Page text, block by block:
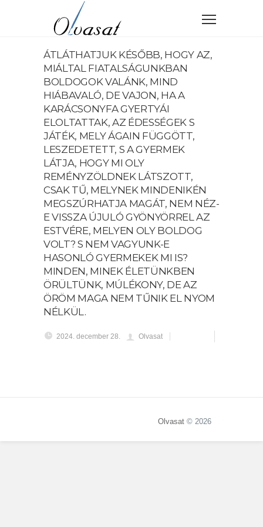
ÁTLÁTHATJUK KÉSŐBB, HOGY AZ,
MIÁLTAL FIATALSÁGUNKBAN
BOLDOGOK VALÁNK, MIND
HIÁBAVALÓ, DE VAJON, HA A
KARÁCSONYFA GYERTYÁI
ELOLTATTAK, AZ ÉDESSÉGEK S
JÁTÉK, MELY ÁGAIN FÜGGÖTT,
LESZEDETETT, S A GYERMEK
LÁTJA, HOGY MI OLY
REMÉNYZÖLDNEK LÁTSZOTT,
CSAK TŰ, MELYNEK MINDENIKÉN
MEGSZÚRHATJA MAGÁT, NEM NÉZ-
E VISSZA ÚJULÓ GYÖNYÖRREL AZ
ESTVÉRE, MELYEN OLY BOLDOG
VOLT? S NEM VAGYUNK-E
HASONLÓ GYERMEKEK MI IS?
MINDEN, MINEK ÉLETÜNKBEN
ÖRÜLTÜNK, MÚLÉKONY, DE AZ
ÖRÖM MAGA NEM TŰNIK EL NYOM
NÉLKÜL.
2024. december 28. Olvasat
Olvasat © 2026